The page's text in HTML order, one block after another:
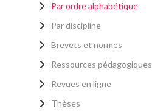
Par ordre alphabétique
Par discipline
Brevets et normes
Ressources pédagogiques
Revues en ligne
Thèses